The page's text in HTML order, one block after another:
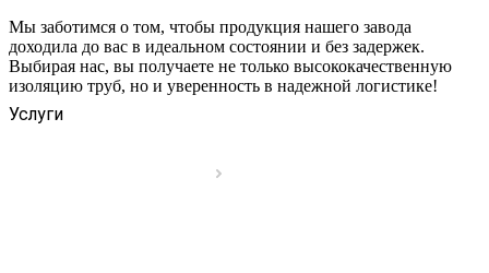
Мы заботимся о том, чтобы продукция нашего завода
доходила до вас в идеальном состоянии и без задержек.
Выбирая нас, вы получаете не только высококачественную
изоляцию труб, но и уверенность в надежной логистике!
Услуги